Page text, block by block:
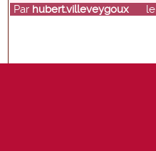
Par hubert.villeveygouxle